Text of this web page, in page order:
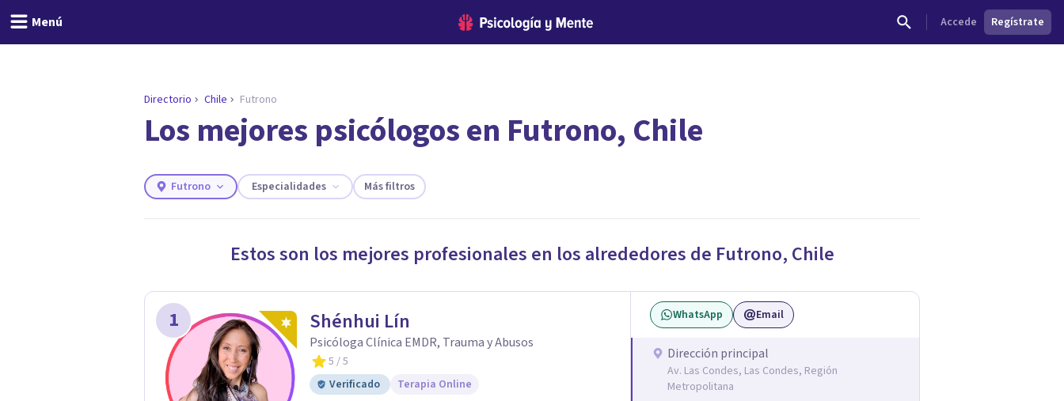
Menú Accede Regístrate
ENCONTRAR MI TERAPEUTA
¿Necesitas ayuda para encontrar el psicólogo adecuado?
Responder cuestionario
Directorio Chile Futrono
Los mejores psicólogos en Futrono, Chile
Futrono Especialidades Más filtros
Estos son los mejores profesionales en los alrededores de Futrono, Chile
1 Shénhui Lín
Psicóloga Clínica EMDR, Trauma y Abusos
5 / 5
Verificado
Terapia Online
WhatsApp Email
Dirección principal
Av. Las Condes, Las Condes, Región
Metropolitana